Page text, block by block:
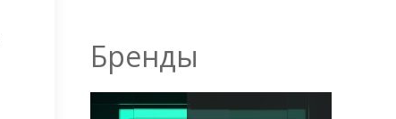
Бренды